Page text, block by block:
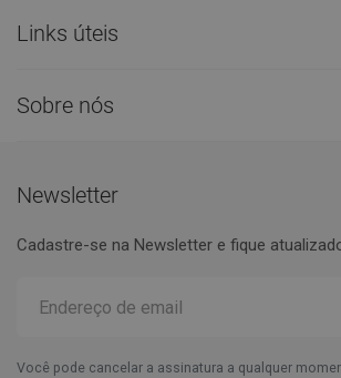
Links úteis
Sobre nós
Newsletter
Cadastre-se na Newsletter e fique
Você pode cancelar a assinatura a qualquer